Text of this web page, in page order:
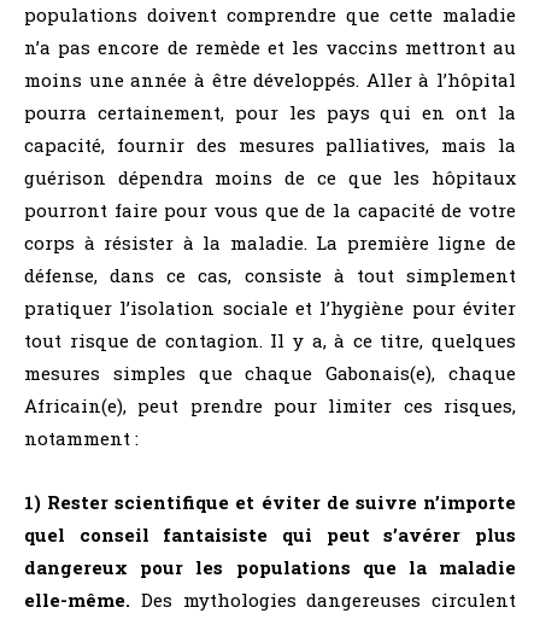
populations doivent comprendre que cette maladie
n’a pas encore de remède et les vaccins mettront au
moins une année à être développés. Aller à l’hôpital
pourra certainement, pour les pays qui en ont la
capacité, fournir des mesures palliatives, mais la
guérison dépendra moins de ce que les hôpitaux
pourront faire pour vous que de la capacité de votre
corps à résister à la maladie. La première ligne de
défense, dans ce cas, consiste à tout simplement
pratiquer l’isolation sociale et l’hygiène pour éviter
tout risque de contagion. Il y a, à ce titre, quelques
mesures simples que chaque Gabonais(e), chaque
Africain(e), peut prendre pour limiter ces risques,
notamment :
1) Rester scientifique et éviter de suivre n’importe
quel conseil fantaisiste qui peut s’avérer plus
dangereux pour les populations que la maladie
elle-même. Des mythologies dangereuses circulent